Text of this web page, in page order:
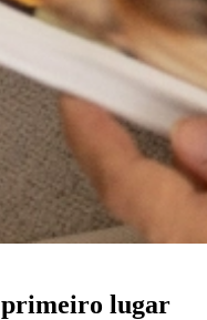
primeiro lugar